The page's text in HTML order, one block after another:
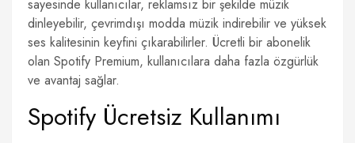
sayesinde kullanıcılar, reklamsız bir şekilde müzik
dinleyebilir, çevrimdışı modda müzik indirebilir ve yüksek
ses kalitesinin keyfini çıkarabilirler. Ücretli bir abonelik
olan Spotify Premium, kullanıcılara daha fazla özgürlük
ve avantaj sağlar.
Spotify Ücretsiz Kullanımı